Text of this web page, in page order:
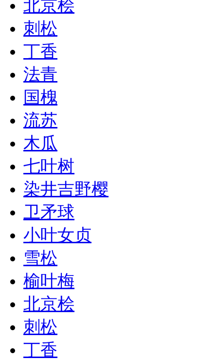
北京桧
刺松
丁香
法青
国槐
流苏
木瓜
七叶树
染井吉野樱
卫矛球
小叶女贞
雪松
榆叶梅
北京桧
刺松
丁香